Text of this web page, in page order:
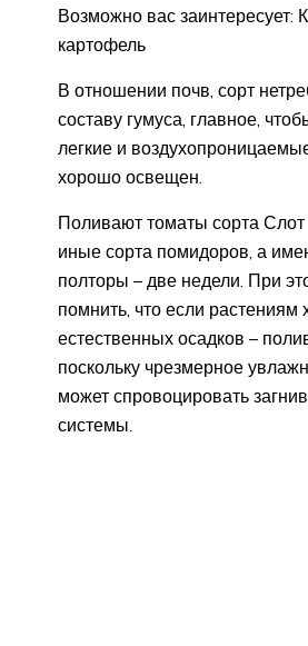
Возможно вас заинтересует:
картофель
В отношении почв, сорт
составу гумуса, главное,
легкие и
хорошо освещен.
Поливают томаты сорта Слот
иные сорта помидоров, а
полторы – две недели. При
помнить, что если растениям
естественных осадков –
поскольку чрезмерное
может спровоцировать
системы.